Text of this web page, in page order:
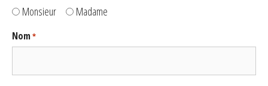
Monsieur Madame
Nom*